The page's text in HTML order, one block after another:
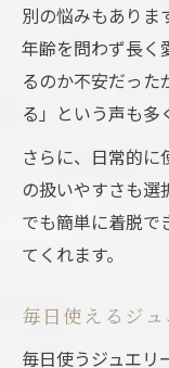
別の悩みもあり
年齢を問わず長く
るのか不安だった
る」という声も多
さらに、日常的に
の扱いやすさも選
でも簡単に着脱で
てくれます。
毎日使えるジ
毎日使うジュエリ